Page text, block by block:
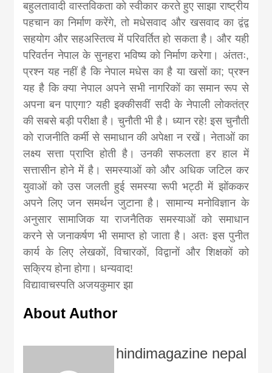
बहुलतावादी वास्तविकता को स्वीकार करते हुए साझा राष्ट्रीय
पहचान का निर्माण करेंगे, तो मधेसवाद और खसवाद का द्वंद्व
सहयोग और सहअस्तित्व में परिवर्तित हो सकता है। और यही
परिवर्तन नेपाल के सुनहरा भविष्य को निर्माण करेगा। अंततः,
प्रश्न यह नहीं है कि नेपाल मधेस का है या खसों का; प्रश्न
यह है कि क्या नेपाल अपने सभी नागरिकों का समान रूप से
अपना बन पाएगा? यही इक्कीसवीं सदी के नेपाली लोकतंत्र
की सबसे बड़ी परीक्षा है। चुनौती भी है। ध्यान रहे! इस चुनौती
को राजनीति कर्मी से समाधान की अपेक्षा न रखें। नेताओं का
लक्ष्य सत्ता प्राप्ति होती है। उनकी सफलता हर हाल में
सत्तासीन होने में है। समस्याओं को और अधिक जटिल कर
युवाओं को उस जलती हुई समस्या रूपी भट्ठी में झोंककर
अपने लिए जन समर्थन जुटाना है। सामान्य मनोविज्ञान के
अनुसार सामाजिक या राजनैतिक समस्याओं को समाधान
करने से जनाकर्षण भी समाप्त हो जाता है। अतः इस पुनीत
कार्य के लिए लेखकों, विचारकों, विद्वानों और शिक्षकों को
सक्रिय होना होगा। धन्यवाद!
विद्यावाचस्पति अजयकुमार झा
About Author
hindimagazine nepal